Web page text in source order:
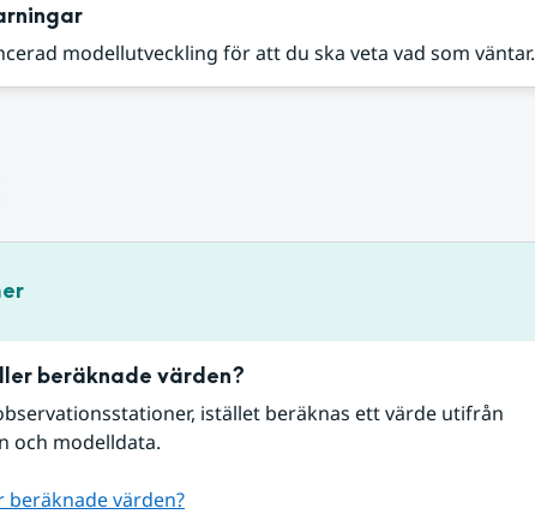
modellutveckling för att du ska veta vad som väntar.
beräknade värden?
istället beräknas ett värde utifrån
och modelldata.
värden?